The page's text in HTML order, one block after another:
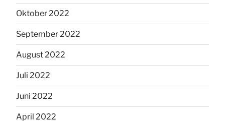
Oktober 2022
September 2022
August 2022
Juli 2022
Juni 2022
April 2022